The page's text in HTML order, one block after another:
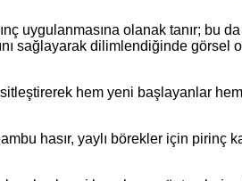
uygulanmasına olanak tanır;
sağlayarak dilimlendiğinde görsel
hem yeni başlayanlar
hasır, yaylı börekler için pirinç